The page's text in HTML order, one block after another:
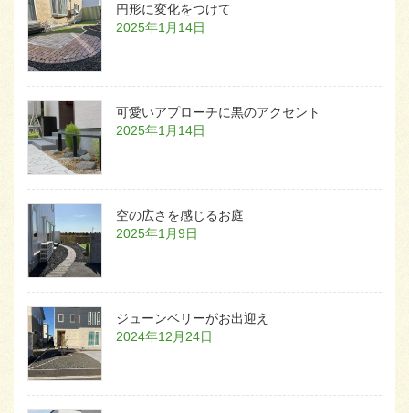
円形に変化をつけて
2025年1月14日
可愛いアプローチに黒のアクセント
2025年1月14日
空の広さを感じるお庭
2025年1月9日
ジューンベリーがお出迎え
2024年12月24日